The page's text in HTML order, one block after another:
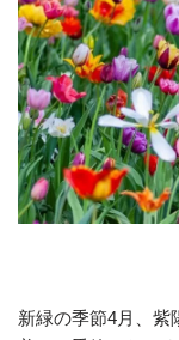
新緑の季節4月、紫